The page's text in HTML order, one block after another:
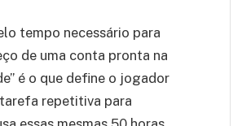
tempo necessário para
de uma conta pronta na
é o que define o jogador
repetitiva para